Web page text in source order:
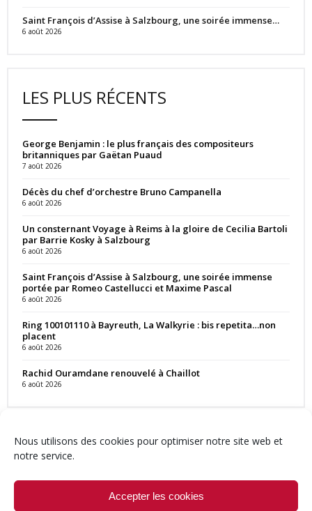
Nous utilisons des cookies pour optimiser notre site web et
notre service.
Accepter les cookies
Saint François d’Assise à Salzbourg, une soirée immense…
6 août 2026
LES PLUS RÉCENTS
George Benjamin : le plus français des compositeurs
britanniques par Gaëtan Puaud
7 août 2026
Décès du chef d’orchestre Bruno Campanella
6 août 2026
Un consternant Voyage à Reims à la gloire de Cecilia Bartoli
par Barrie Kosky à Salzbourg
6 août 2026
Saint François d’Assise à Salzbourg, une soirée immense
portée par Romeo Castellucci et Maxime Pascal
6 août 2026
Ring 100101110 à Bayreuth, La Walkyrie : bis repetita…non
placent
6 août 2026
Rachid Ouramdane renouvelé à Chaillot
6 août 2026